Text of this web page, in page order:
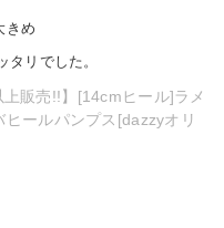
きめ
リでした。
販売!!】[14cmヒール]ラメ
ールパンプス[dazzyオリ